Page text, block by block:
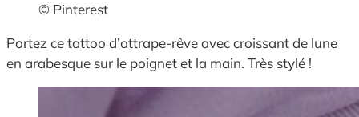
© Pinterest
Portez ce tattoo d’attrape-rêve avec croissant de lune
en arabesque sur le poignet et la main. Très stylé !